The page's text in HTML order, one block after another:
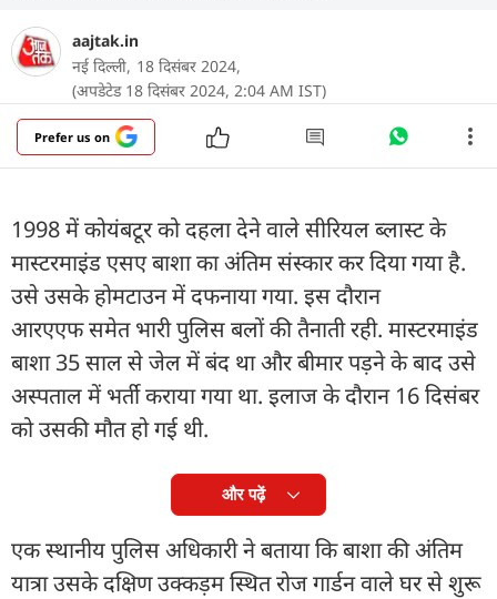
aajtak.in
नई दिल्ली, 18 दिसंबर 2024,
(अपडेटेड 18 दिसंबर 2024, 2:04 AM IST)
Prefer us on
1998 में कोयंबटूर को दहला देने वाले सीरियल ब्लास्ट के
मास्टरमाइंड एसए बाशा का अंतिम संस्कार कर दिया गया है.
उसे उसके होमटाउन में दफनाया गया. इस दौरान
आरएएफ समेत भारी पुलिस बलों की तैनाती रही. मास्टरमाइंड
बाशा 35 साल से जेल में बंद था और बीमार पड़ने के बाद उसे
अस्पताल में भर्ती कराया गया था. इलाज के दौरान 16 दिसंबर
को उसकी मौत हो गई थी.
और पढ़ें
एक स्थानीय पुलिस अधिकारी ने बताया कि बाशा की अंतिम
यात्रा उसके दक्षिण उक्कड़म स्थित रोज गार्डन वाले घर से शुरू